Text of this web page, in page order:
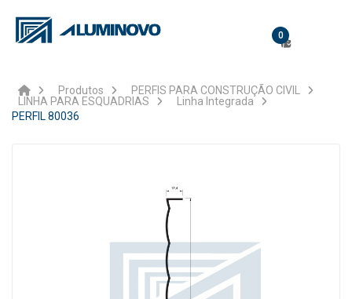
0
Produtos
PERFIS PARA CONSTRUÇÃO CIVIL
LINHA PARA ESQUADRIAS
Linha Integrada
PERFIL 80036